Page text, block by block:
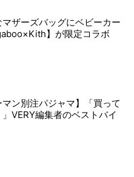
ザーズバッグにベビーカー
】が限定コラボ
マン別注パジャマ】「買って
VERY編集者のベストバイ